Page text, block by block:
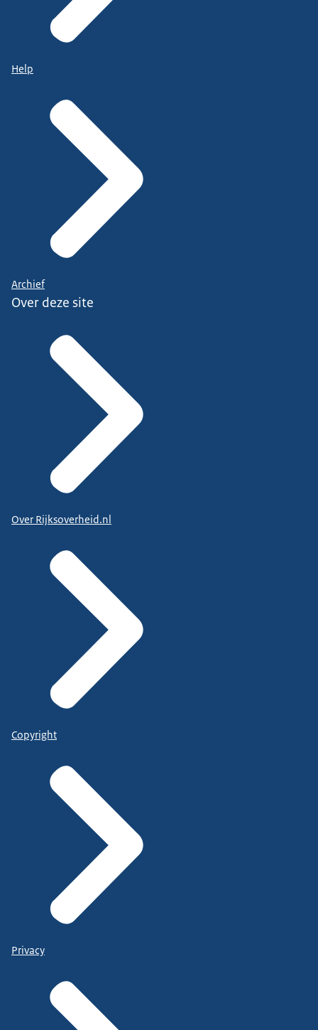
Help
Archief
Over deze site
Over Rijksoverheid.nl
Copyright
Privacy